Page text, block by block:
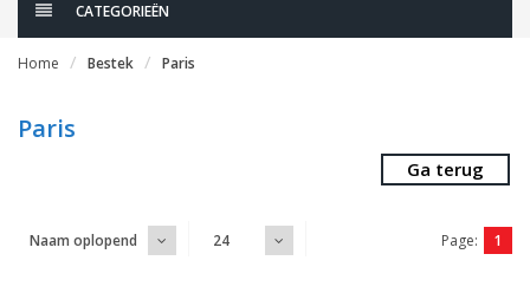
CATEGORIEËN
Home Bestek Paris
Paris
Ga terug
Naam oplopend 24 Page: 1